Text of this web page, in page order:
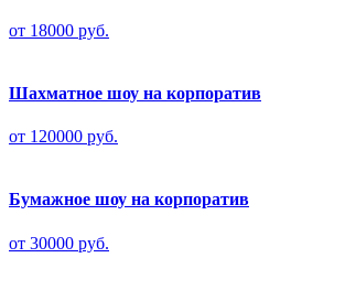
от 18000 руб.
Шахматное шоу на корпоратив
от 120000 руб.
Бумажное шоу на корпоратив
от 30000 руб.